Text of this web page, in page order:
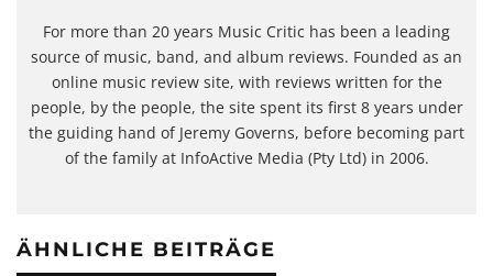
For more than 20 years Music Critic has been a leading
source of music, band, and album reviews. Founded as an
online music review site, with reviews written for the
people, by the people, the site spent its first 8 years under
the guiding hand of Jeremy Governs, before becoming part
of the family at InfoActive Media (Pty Ltd) in 2006.
ÄHNLICHE BEITRÄGE